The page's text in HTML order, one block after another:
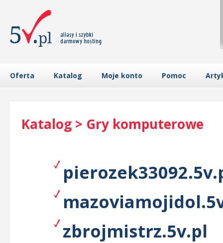
Oferta Katalog Moje konto Pomoc
Katalog > Gry komputerowe
zbrojmistrz.5v.pl